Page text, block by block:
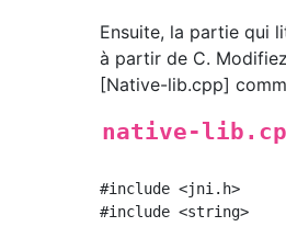
Ensuite, la partie qui
à partir de C. Modifiez
[Native-lib.cpp]
native-
#include <jni.h>
#include <string>